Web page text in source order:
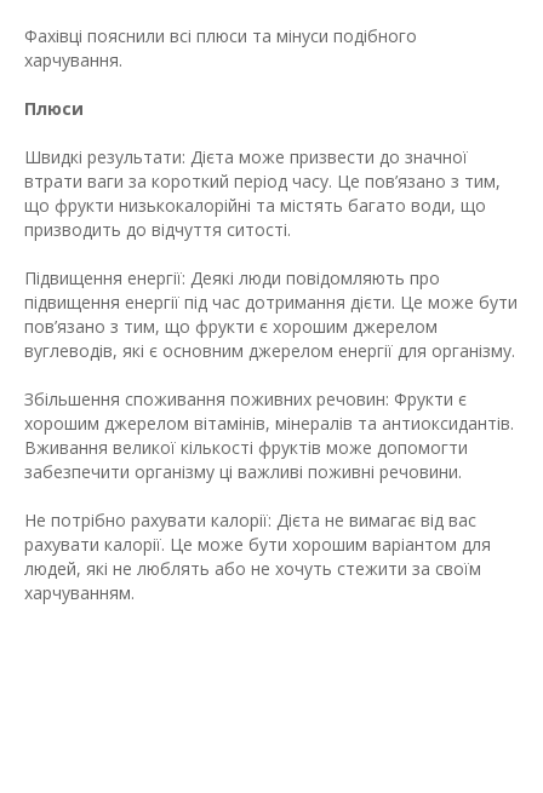
Фахівці пояснили всі плюси та мінуси подібного
харчування.
Плюси
Швидкі результати: Дієта може призвести до значної
втрати ваги за короткий період часу. Це пов’язано з тим,
що фрукти низькокалорійні та містять багато води, що
призводить до відчуття ситості.
Підвищення енергії: Деякі люди повідомляють про
підвищення енергії під час дотримання дієти. Це може бути
пов’язано з тим, що фрукти є хорошим джерелом
вуглеводів, які є основним джерелом енергії для організму.
Збільшення споживання поживних речовин: Фрукти є
хорошим джерелом вітамінів, мінералів та антиоксидантів.
Вживання великої кількості фруктів може допомогти
забезпечити організму ці важливі поживні речовини.
Не потрібно рахувати калорії: Дієта не вимагає від вас
рахувати калорії. Це може бути хорошим варіантом для
людей, які не люблять або не хочуть стежити за своїм
харчуванням.